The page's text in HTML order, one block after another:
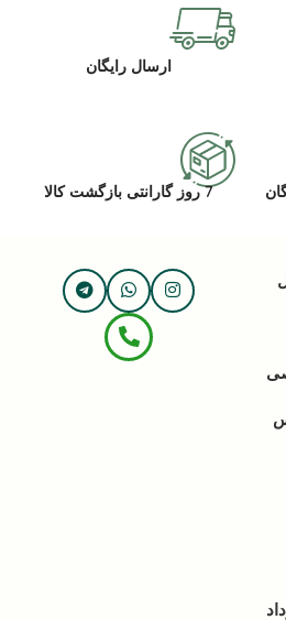
ارسال رایگان
7 روز گارانتی بازگشت کالا